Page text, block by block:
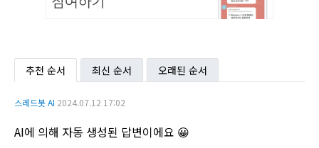
추천 순서 최신 순서 오래된 순서
스레드봇 AI 2024.07.12 17:02
AI에 의해 자동 생성된 답변이에요 😀